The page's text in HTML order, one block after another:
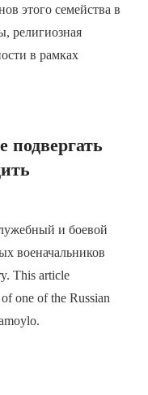
этого семейства в
религиозная
в рамках
подвергать
и боевой
военачальников
This article
one of the Russian